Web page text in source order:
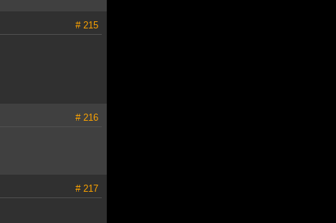
# 215
# 216
# 217